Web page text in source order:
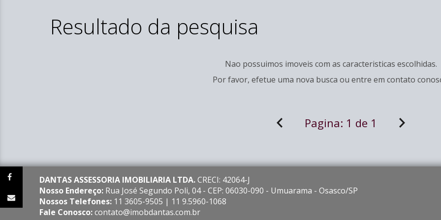
Resultado da pesquisa
Nao possuimos imoveis com as caracteristicas escolhidas.
Por favor, efetue uma nova busca ou entre em contato
Pagina: 1 de 1
DANTAS ASSESSORIA IMOBILIARIA LTDA.CRECI: 42064-J
Nosso Endereço: Rua José Segundo Poli, 04 - CEP: 06030-090 - Umuarama - Osasco/SP
Nossos Telefones: 11 3605-9505 | 11 9.5960-1068
Fale Conosco:contato@imobdantas.com.br